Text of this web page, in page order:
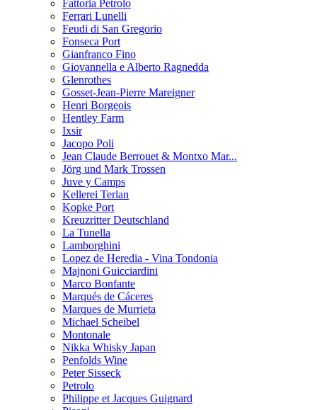
Fattoria Petrolo
Ferrari Lunelli
Feudi di San Gregorio
Fonseca Port
Gianfranco Fino
Giovannella e Alberto Ragnedda
Glenrothes
Gosset-Jean-Pierre Mareigner
Henri Borgeois
Hentley Farm
Ixsir
Jacopo Poli
Jean Claude Berrouet & Montxo Mar...
Jörg und Mark Trossen
Juve y Camps
Kellerei Terlan
Kopke Port
Kreuzritter Deutschland
La Tunella
Lamborghini
Lopez de Heredia - Vina Tondonia
Majnoni Guicciardini
Marco Bonfante
Marqués de Cáceres
Marques de Murrieta
Michael Scheibel
Montonale
Nikka Whisky Japan
Penfolds Wine
Peter Sisseck
Petrolo
Philippe et Jacques Guignard